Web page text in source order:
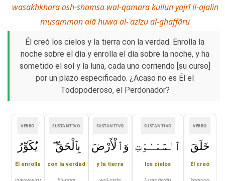
wasakhkhara ash-shamsa wal-qamara kullun yajrī li-ajalin
musamman alā huwa al-ʿazīzu al-ghaffāru
Él creó los cielos y la tierra con la verdad. Enrolla la
noche sobre el día y enrolla el día sobre la noche, y ha
sometido el sol y la luna, cada uno corriendo [su curso]
por un plazo especificado. ¿Acaso no es Él el
Todopoderoso, el Perdonador?
VERBO
خَلَقَ
Él creó
SUSTANTIVO
ٱلسَّمَـٰوَٰتِ
los cielos
SUSTANTIVO
وَٱلْأَرْضَ
y la tierra
SUSTANTIVO
بِٱلْحَقِّ ۖ
con la verdad
VERBO
يُكَوِّرُ
Él enrolla